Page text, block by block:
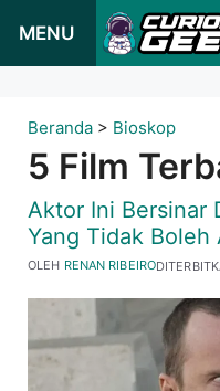
ke
MENU
Beranda > Bioskop
5 Film
Aktor Ini Bersinar
Yang Tidak Boleh
OLEH RENAN RIBEIRO